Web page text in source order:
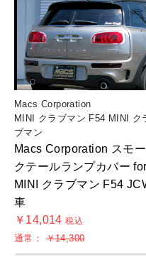
Macs Corporation
MINI クラブマン F54 MINI ク
ブマン
Macs Corporation スモー
クテールランプカバー for
MINI クラブマン F54
車
￥14,014税込
通常：￥14,300